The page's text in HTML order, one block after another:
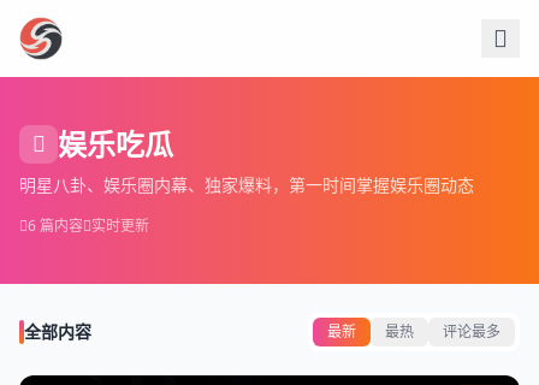
跳过导航
娱乐吃瓜
明星八卦、娱乐圈内幕、独家爆料，第一时间掌握娱乐圈动态
6 篇内容 实时更新
全部内容 最新 最热 评论最多